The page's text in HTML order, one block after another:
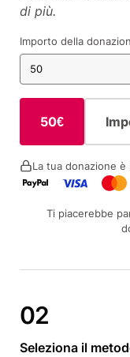
di più.
Importo della
50€
La tua donazione
Ti piacerebbe
Seleziona il